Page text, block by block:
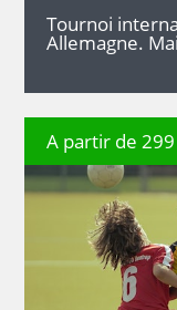
Tournoi
Allemagne.
A partir de